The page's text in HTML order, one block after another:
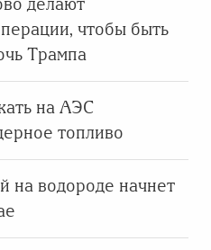
чтобы быть
Трампа
на АЭС
топливо
на водороде начнет